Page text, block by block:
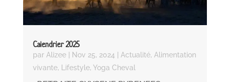
Calendrier 2025
par Alizee| Nov 25, 2024 Actualité, Alimentation
vivante, Lifestyle, Yoga Cheval